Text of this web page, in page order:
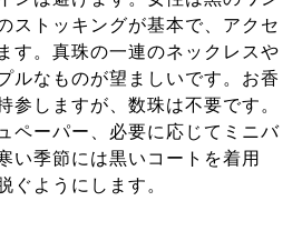
ストッキングが基本で、アクセ
す。真珠の一連のネックレスや
ルなものが望ましいです。お香
参しますが、数珠は不要です。
ペーパー、必要に応じてミニバ
い季節には黒いコートを着用
ぐようにします。